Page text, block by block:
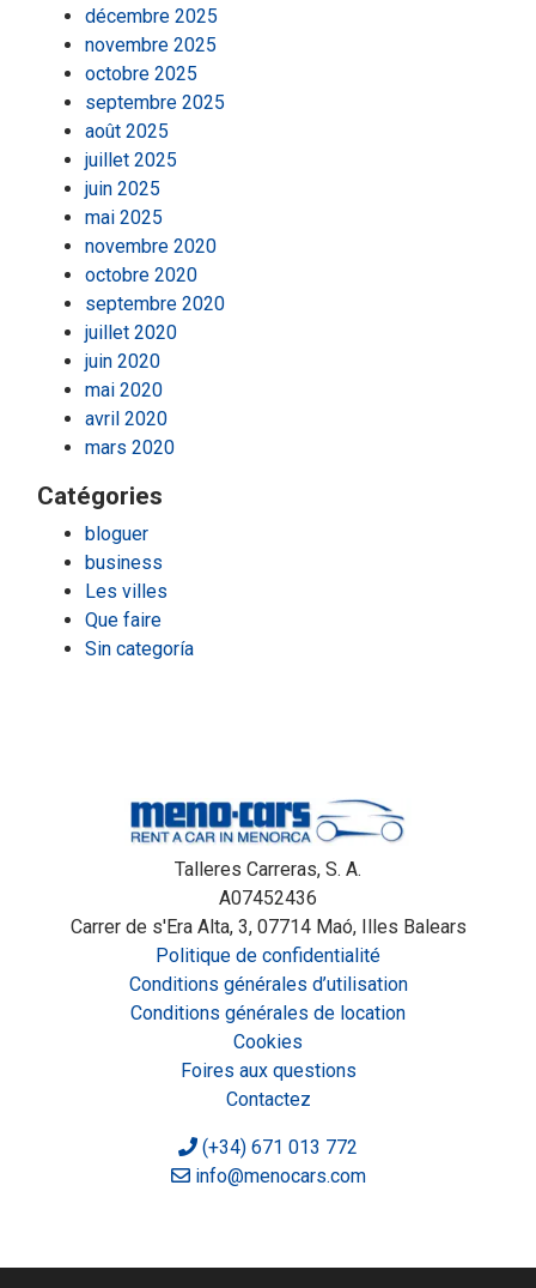
décembre 2025
novembre 2025
octobre 2025
septembre 2025
août 2025
juillet 2025
juin 2025
mai 2025
novembre 2020
octobre 2020
septembre 2020
juillet 2020
juin 2020
mai 2020
avril 2020
mars 2020
Catégories
bloguer
business
Les villes
Que faire
Sin categoría
Talleres Carreras, S. A.
A07452436
Carrer de s'Era Alta, 3, 07714 Maó, Illes Balears
Politique de confidentialité
Conditions générales d’utilisation
Conditions générales de location
Cookies
Foires aux questions
Contactez
(+34) 671 013 772
info@menocars.com